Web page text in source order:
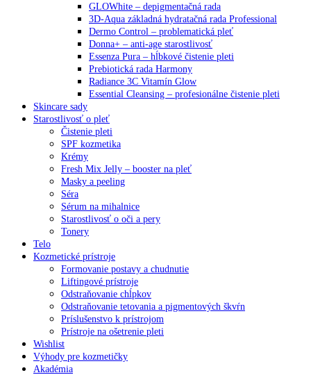
GLOWhite – depigmentačná rada
3D-Aqua základná hydratačná rada Professional
Dermo Control – problematická pleť
Donna+ – anti-age starostlivosť
Essenza Pura – hĺbkové čistenie pleti
Prebiotická rada Harmony
Radiance 3C Vitamín Glow
Essential Cleansing – profesionálne čistenie pleti
Skincare sady
Starostlivosť o pleť
Čistenie pleti
SPF kozmetika
Krémy
Fresh Mix Jelly – booster na pleť
Masky a peeling
Séra
Sérum na mihalnice
Starostlivosť o oči a pery
Tonery
Telo
Kozmetické prístroje
Formovanie postavy a chudnutie
Liftingové prístroje
Odstraňovanie chĺpkov
Odstraňovanie tetovania a pigmentových škvŕn
Príslušenstvo k prístrojom
Prístroje na ošetrenie pleti
Wishlist
Výhody pre kozmetičky
Akadémia